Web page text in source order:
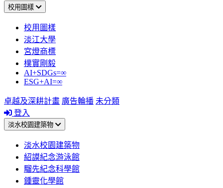
校用圖樣
校用圖樣
淡江大學
宮燈商標
樸實剛毅
AI+SDGs=∞
ESG+AI=∞
卓越及深耕計畫 廣告輪播 未分類
登入
淡水校園建築物
淡水校園建築物
紹謨紀念游泳館
騮先紀念科學館
鍾靈化學館